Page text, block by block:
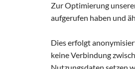
Zur Optimierung
aufgerufen haben und
Dies erfolgt
keine Verbindung